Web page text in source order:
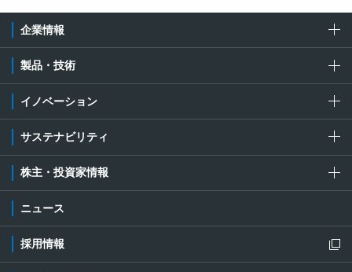
企業情報
製品・技術
イノベーション
サステナビリティ
株主・投資家情報
ニュース
採用情報
新規ウィンドウを開きます